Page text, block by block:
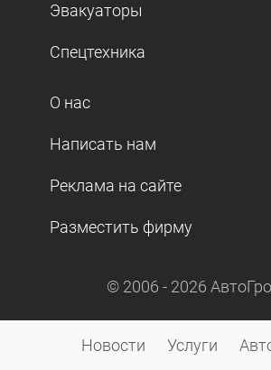
Эвакуаторы
Спецтехника
О нас
Написать нам
Реклама на сайте
Разместить фирму
© 2006 - 2026
Новости Услуги